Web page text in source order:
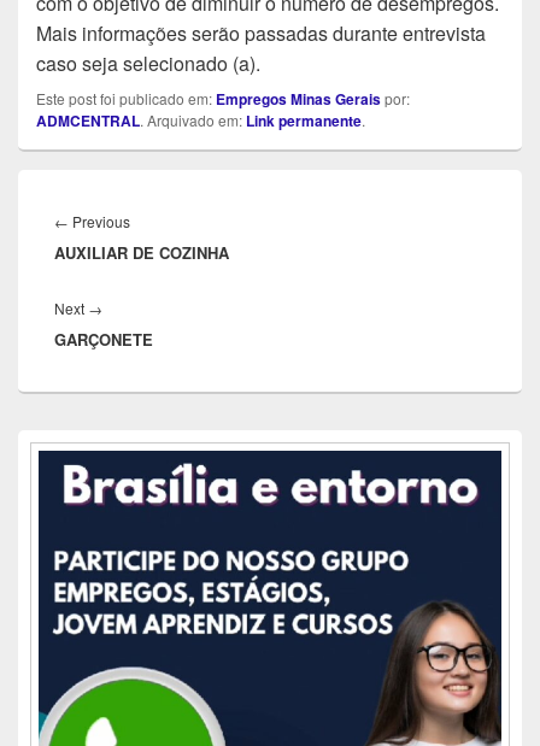
Mais informações serão passadas durante entrevista
caso seja selecionado (a).
Este post foi publicado em: Empregos Minas Geraispor:
ADMCENTRAL. Arquivado em: Link permanente.
de
Post
← PreviousPrevious
post:
AUXILIAR DE COZINHA
Next →
post:
GARÇONETE
Área